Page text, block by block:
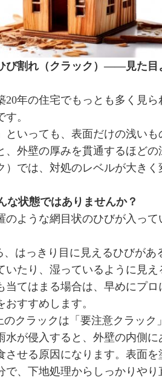
び割れ（クラック）——見た目
20年の住宅でもっとも多く見ら
。
といっても、表面だけの浅いも
、外壁の厚みを貫通するほどの
）では、対処のレベルが大きく
な状態ではありませんか？
のような網目状のひびが入って
、はっきり目に見えるひびがあ
いたり、湿っているように見え
当てはまる場合は、早めにプロ
すすめします。
のクラックは「要注意クラック
水が侵入すると、外壁の内側に
させる原因になります。表面を
で、下地処理からしっかりやり